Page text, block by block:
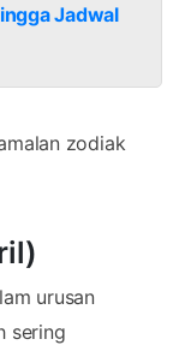
Jadwal
zodiak
urusan
sering